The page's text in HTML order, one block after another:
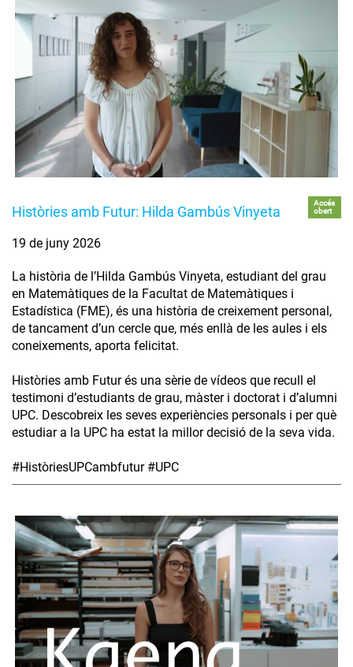
Històries amb Futur: Hilda Gambús Vinyeta
Accés
obert
19 de juny 2026
La història de l’Hilda Gambús Vinyeta, estudiant del grau
en Matemàtiques de la Facultat de Matemàtiques i
Estadística (FME), és una història de creixement personal,
de tancament d’un cercle que, més enllà de les aules i els
coneixements, aporta felicitat.
Històries amb Futur és una sèrie de vídeos que recull el
testimoni d’estudiants de grau, màster i doctorat i d’alumni
UPC. Descobreix les seves experiències personals i per què
estudiar a la UPC ha estat la millor decisió de la seva vida.
#HistòriesUPCambfutur #UPC